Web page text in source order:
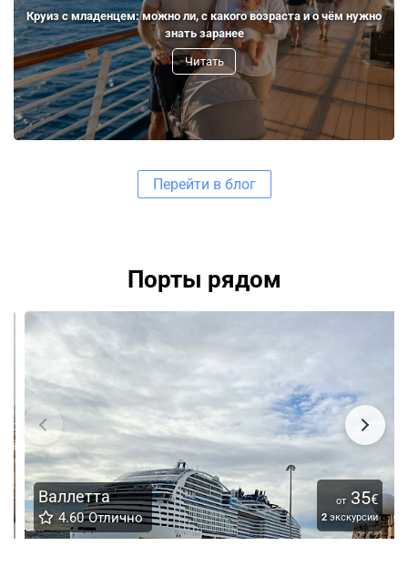
Круиз с младенцем: можно ли, с какого возраста и о чём нужно
знать заранее
Читать
Перейти в блог
Порты рядом
Валлетта
4.60 Отлично
35€
2экскурсии